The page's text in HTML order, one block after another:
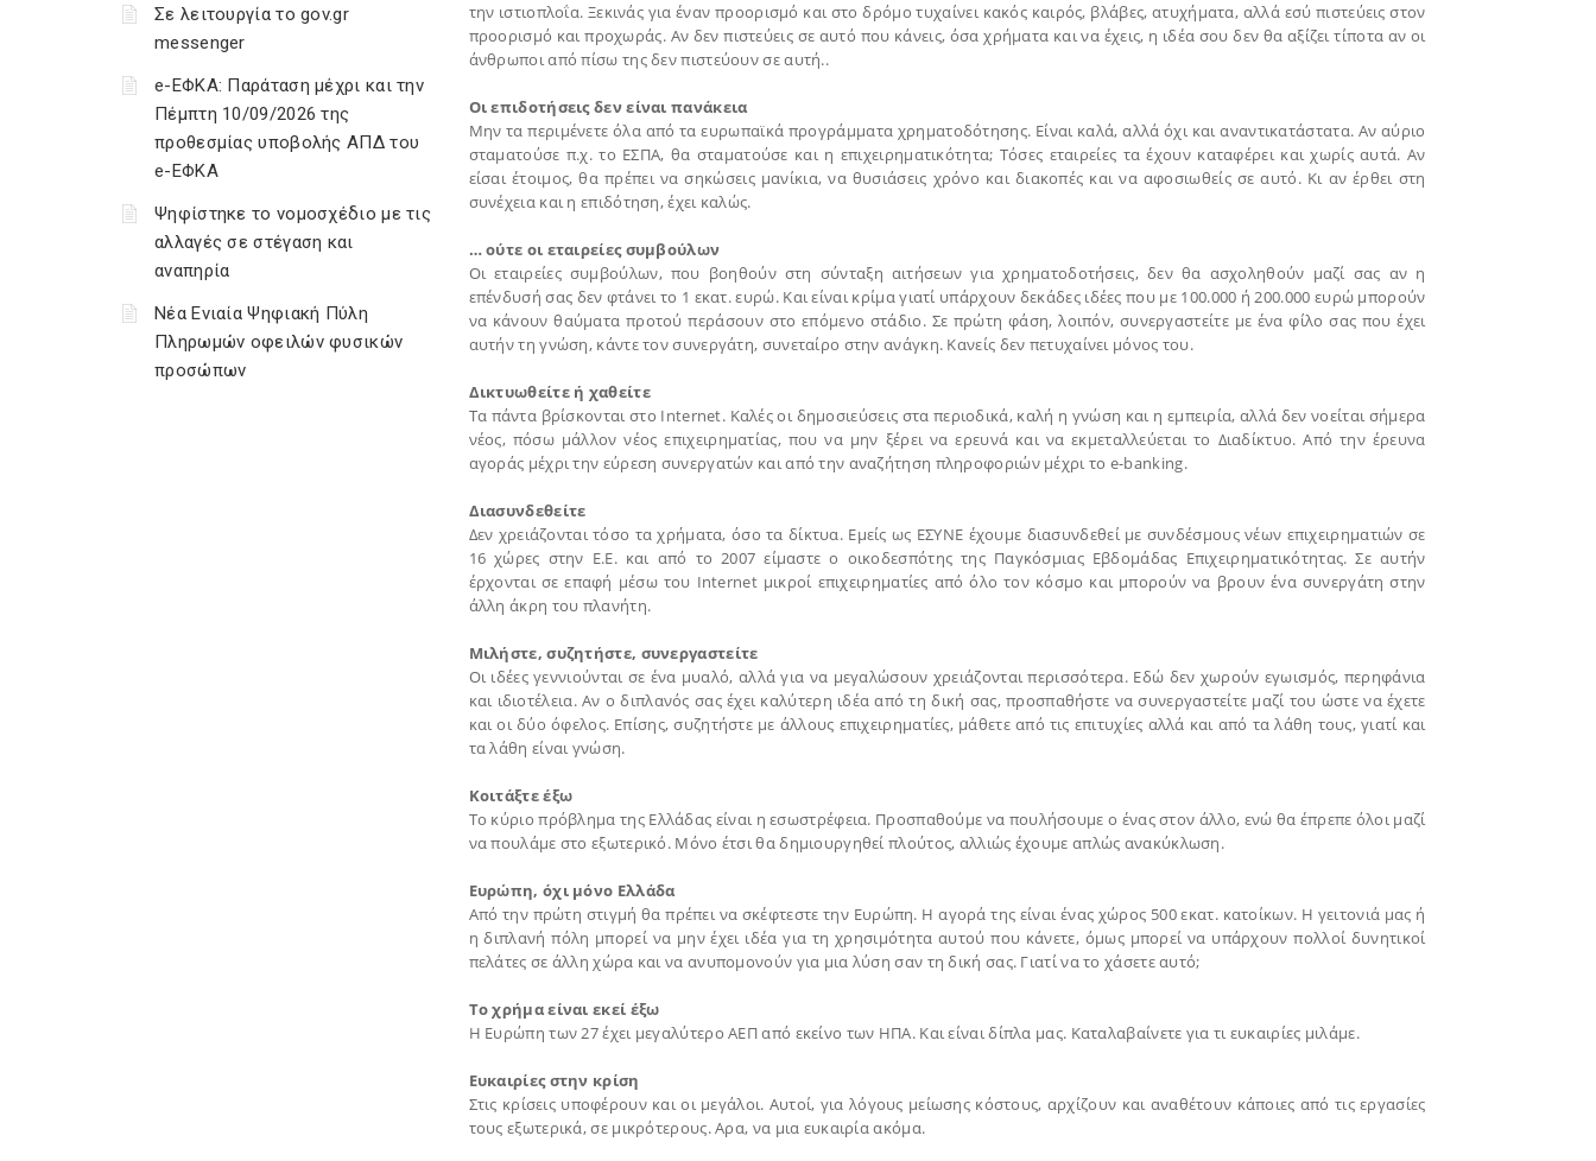
Σε λειτουργία το gov.gr
messenger
e-ΕΦΚΑ: Παράταση μέχρι και την
Πέμπτη 10/09/2026 της
προθεσμίας υποβολής ΑΠΔ του
e-ΕΦΚΑ
Ψηφίστηκε το νομοσχέδιο με τις
αλλαγές σε στέγαση και
αναπηρία
Νέα Ενιαία Ψηφιακή Πύλη
Πληρωμών οφειλών φυσικών
προσώπων
την ιστιοπλοΐα. Ξεκινάς για έναν προορισμό και στο δρόμο τυχαίνει κακός καιρός, βλάβες, ατυχήματα, αλλά εσύ πιστεύεις στον
προορισμό και προχωράς. Αν δεν πιστεύεις σε αυτό που κάνεις, όσα χρήματα και να έχεις, η ιδέα σου δεν θα αξίζει τίποτα αν οι
άνθρωποι από πίσω της δεν πιστεύουν σε αυτή..
Οι επιδοτήσεις δεν είναι πανάκεια
Μην τα περιμένετε όλα από τα ευρωπαϊκά προγράμματα χρηματοδότησης. Είναι καλά, αλλά όχι και αναντικατάστατα. Αν αύριο
σταματούσε π.χ. το ΕΣΠΑ, θα σταματούσε και η επιχειρηματικότητα; Τόσες εταιρείες τα έχουν καταφέρει και χωρίς αυτά. Αν
είσαι έτοιμος, θα πρέπει να σηκώσεις μανίκια, να θυσιάσεις χρόνο και διακοπές και να αφοσιωθείς σε αυτό. Κι αν έρθει στη
συνέχεια και η επιδότηση, έχει καλώς.
… ούτε οι εταιρείες συμβούλων
Οι εταιρείες συμβούλων, που βοηθούν στη σύνταξη αιτήσεων για χρηματοδοτήσεις, δεν θα ασχοληθούν μαζί σας αν η
επένδυσή σας δεν φτάνει το 1 εκατ. ευρώ. Και είναι κρίμα γιατί υπάρχουν δεκάδες ιδέες που με 100.000 ή 200.000 ευρώ μπορούν
να κάνουν θαύματα προτού περάσουν στο επόμενο στάδιο. Σε πρώτη φάση, λοιπόν, συνεργαστείτε με ένα φίλο σας που έχει
αυτήν τη γνώση, κάντε τον συνεργάτη, συνεταίρο στην ανάγκη. Κανείς δεν πετυχαίνει μόνος του.
Δικτυωθείτε ή χαθείτε
Τα πάντα βρίσκονται στο Internet. Καλές οι δημοσιεύσεις στα περιοδικά, καλή η γνώση και η εμπειρία, αλλά δεν νοείται σήμερα
νέος, πόσω μάλλον νέος επιχειρηματίας, που να μην ξέρει να ερευνά και να εκμεταλλεύεται το Διαδίκτυο. Από την έρευνα
αγοράς μέχρι την εύρεση συνεργατών και από την αναζήτηση πληροφοριών μέχρι το e-banking.
Διασυνδεθείτε
Δεν χρειάζονται τόσο τα χρήματα, όσο τα δίκτυα. Εμείς ως ΕΣΥΝΕ έχουμε διασυνδεθεί με συνδέσμους νέων επιχειρηματιών σε
16 χώρες στην Ε.Ε. και από το 2007 είμαστε ο οικοδεσπότης της Παγκόσμιας Εβδομάδας Επιχειρηματικότητας. Σε αυτήν
έρχονται σε επαφή μέσω του Internet μικροί επιχειρηματίες από όλο τον κόσμο και μπορούν να βρουν ένα συνεργάτη στην
άλλη άκρη του πλανήτη.
Μιλήστε, συζητήστε, συνεργαστείτε
Οι ιδέες γεννιούνται σε ένα μυαλό, αλλά για να μεγαλώσουν χρειάζονται περισσότερα. Εδώ δεν χωρούν εγωισμός, περηφάνια
και ιδιοτέλεια. Αν ο διπλανός σας έχει καλύτερη ιδέα από τη δική σας, προσπαθήστε να συνεργαστείτε μαζί του ώστε να έχετε
και οι δύο όφελος. Επίσης, συζητήστε με άλλους επιχειρηματίες, μάθετε από τις επιτυχίες αλλά και από τα λάθη τους, γιατί και
τα λάθη είναι γνώση.
Κοιτάξτε έξω
Το κύριο πρόβλημα της Ελλάδας είναι η εσωστρέφεια. Προσπαθούμε να πουλήσουμε ο ένας στον άλλο, ενώ θα έπρεπε όλοι μαζί
να πουλάμε στο εξωτερικό. Μόνο έτσι θα δημιουργηθεί πλούτος, αλλιώς έχουμε απλώς ανακύκλωση.
Ευρώπη, όχι μόνο Ελλάδα
Από την πρώτη στιγμή θα πρέπει να σκέφτεστε την Ευρώπη. Η αγορά της είναι ένας χώρος 500 εκατ. κατοίκων. Η γειτονιά μας ή
η διπλανή πόλη μπορεί να μην έχει ιδέα για τη χρησιμότητα αυτού που κάνετε, όμως μπορεί να υπάρχουν πολλοί δυνητικοί
πελάτες σε άλλη χώρα και να ανυπομονούν για μια λύση σαν τη δική σας. Γιατί να το χάσετε αυτό;
Το χρήμα είναι εκεί έξω
Η Ευρώπη των 27 έχει μεγαλύτερο ΑΕΠ από εκείνο των ΗΠΑ. Και είναι δίπλα μας. Καταλαβαίνετε για τι ευκαιρίες μιλάμε.
Ευκαιρίες στην κρίση
Στις κρίσεις υποφέρουν και οι μεγάλοι. Αυτοί, για λόγους μείωσης κόστους, αρχίζουν και αναθέτουν κάποιες από τις εργασίες
τους εξωτερικά, σε μικρότερους. Αρα, να μια ευκαιρία ακόμα.